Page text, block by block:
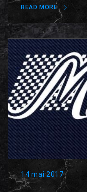
READ MORE
14 mai 2017